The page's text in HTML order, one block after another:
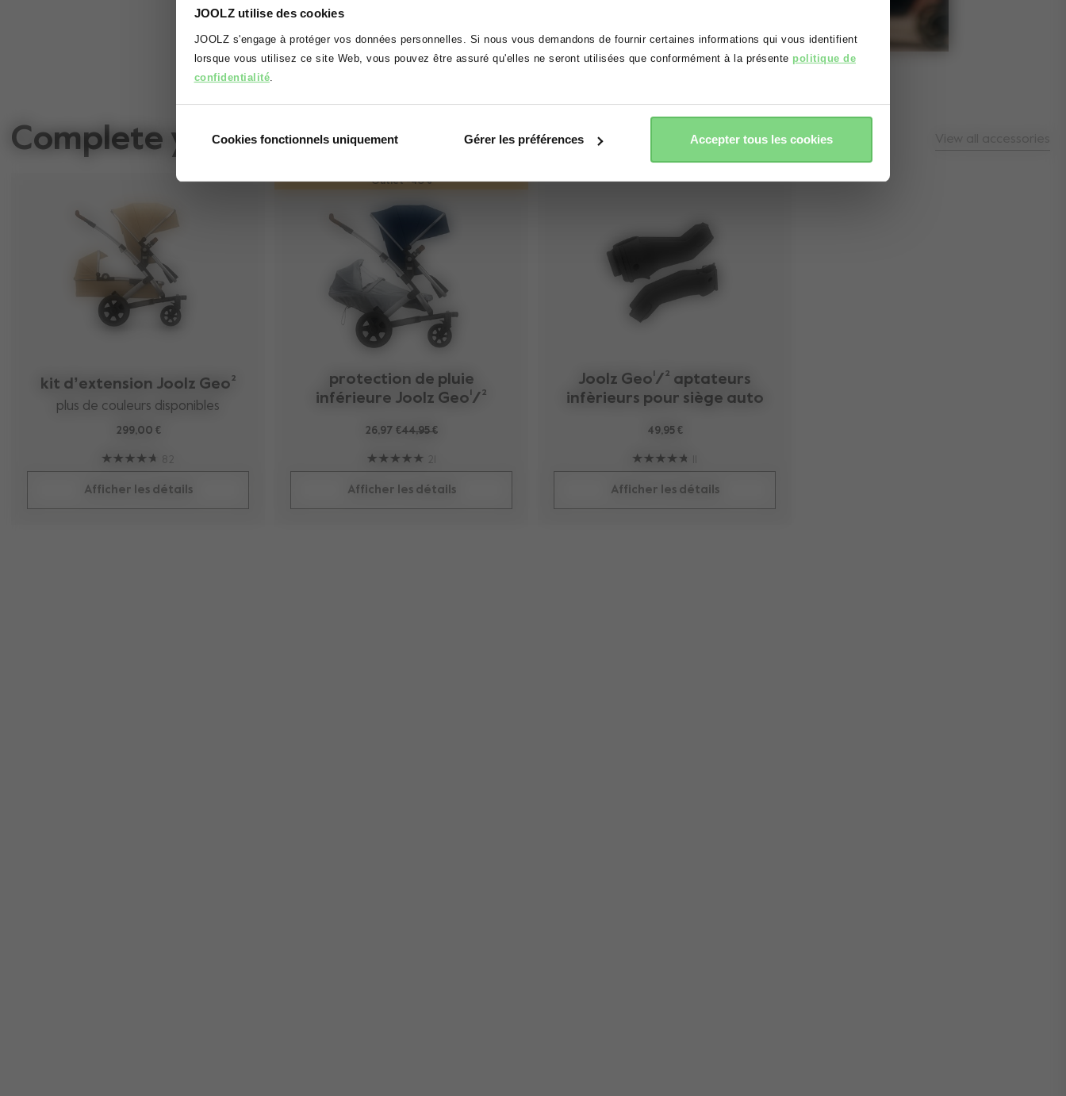
JOOLZ utilise des cookies
JOOLZ s'engage à protéger vos données personnelles. Si nous vous demandons de fournir certaines informations qui vous identifient
lorsque vous utilisez ce site Web, vous pouvez être assuré qu'elles ne seront utilisées que conformément à la présente politique de
confidentialité
Cookies fonctionnels uniquement Gérer les préférences Accepter tous les cookies
pouvez porter à l’épaule.
Complete your ride View all accessories
kit d’extension Joolz Geo²
plus de couleurs disponibles
299,00 €
Afficher les détails
Outlet -40%
protection de pluie
inférieure Joolz Geo¹/²
26,97 €44,95 €
Afficher les détails
Joolz Geo¹/² aptateurs
infèrieurs pour siège auto
49,95 €
Afficher les détails